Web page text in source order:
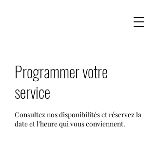
Programmer votre
service
Consultez nos disponibilités et réservez la
date et l'heure qui vous conviennent.